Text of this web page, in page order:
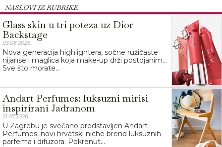
NASLOVI IZ RUBRIKE
Glass skin u tri poteza uz Dior
Backstage
03.08.2026.
Nova generacija highlightera, sočne ružičaste
nijanse i maglica koja make-up drži postojanim…
Sve što morate...
Andart Perfumes: luksuzni mirisi
inspirirani Jadranom
21.07.2026.
U Zagrebu je svečano predstavljen Andart
Perfumes, novi hrvatski niche brend luksuznih
parfema i difuzora. Pokrenut...